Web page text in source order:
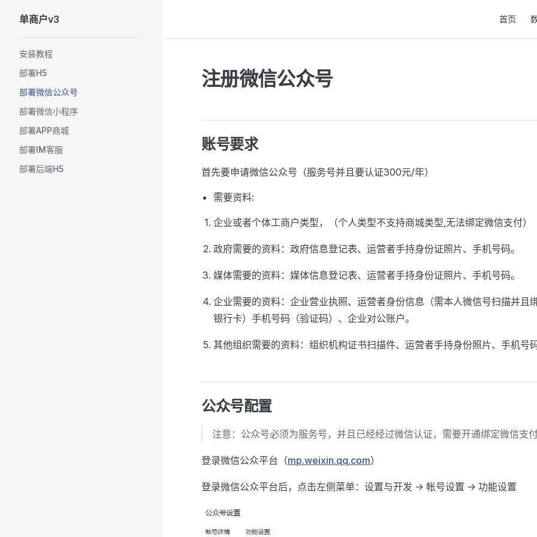
Skip to content
单商户v3 首页
安装教程
部署H5
部署微信公众号
部署微信小程序
部署APP商城
部署IM客服
部署后端H5
注册微信公众号
账号要求
首先要申请微信公众号（服务号并且要认证300元/年）
需要资料:
企业或者个体工商户类型，（个人类型不支持商城类型,无法绑定微信支付）
政府需要的资料：政府信息登记表、运营者手持身份证照片、手机号码。
媒体需要的资料：媒体信息登记表、运营者手持身份证照片、手机号码。
企业需要的资料：企业营业执照、运营者身份信息（需本人微信号扫描并且
银行卡）手机号码（验证码）、企业对公账户。
其他组织需要的资料：组织机构证书扫描件、运营者手持身份照片、手机号码
公众号配置
注意：公众号必须为服务号，并且已经经过微信认证，需要开通绑定微信支付
登录微信公众平台（mp.weixin.qq.com）
登录微信公众平台后，点击左侧菜单：设置与开发 -> 帐号设置 -> 功能设置